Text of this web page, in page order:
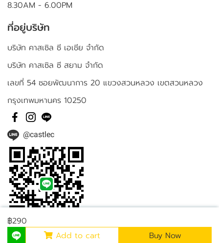
฿290
Add to cart
Buy Now
8.30AM - 6.00PM
ที่อยู่บริษัท
บริษัท คาสเซิล ซี เอเชีย จำกัด
บริษัท คาสเซิล ซี สยาม จำกัด
เลขที่ 54 ซอยพัฒนาการ 20 แขวงสวนหลวง เขตสวนหลวง
กรุงเทพมหานคร 10250
@castlec